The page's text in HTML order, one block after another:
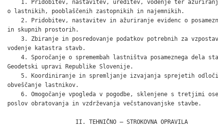
1. Pridobitev, nastavitev, ureditev, vodenje ter
o lastnikih, pooblaščenih zastopnikih in najemnikih.
2. Pridobitev, nastavitev in ažuriranje evidenc o
in skupnih prostorih.
3. Zbiranje in posredovanje podatkov potrebnih za
vodenje katastra stavb.
4. Sporočanje o spremembah lastništva posameznega dela
Geodetski upravi Republike Slovenije.
5. Koordiniranje in spremljanje izvajanja sprejetih
obveščanje lastnikov.
6. Omogočanje vpogleda v pogodbe, sklenjene s tretjimi
poslov obratovanja in vzdrževanja večstanovanjske stavbe.
                    II. TEHNIČNO – STROKOVNA OPRAVILA